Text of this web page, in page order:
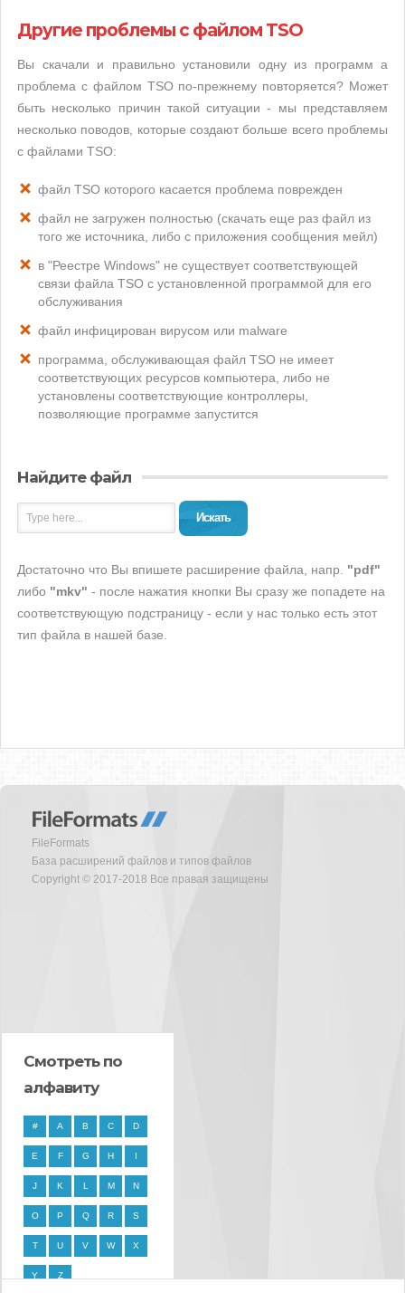
Другие проблемы с файлом TSO
Вы скачали и правильно установили одну из программ а
проблема с файлом TSO по-прежнему повторяется? Может
быть несколько причин такой ситуации - мы представляем
несколько поводов, которые создают больше всего проблемы
с файлами TSO:
файл TSO которого касается проблема поврежден
файл не загружен полностью (скачать еще раз файл из
того же источника, либо с приложения сообщения мейл)
в "Реестре Windows" не существует соответствующей
связи файла TSO с установленной программой для его
обслуживания
файл инфицирован вирусом или malware
программа, обслуживающая файл TSO не имеет
соответствующих ресурсов компьютера, либо не
установлены соответствующие контроллеры,
позволяющие программе запустится
Найдите файл
Искать
Достаточно что Вы впишете расширение файла, напр. "pdf"
либо "mkv" - после нажатия кнопки Вы сразу же попадете на
соответствующую подстраницу - если у нас только есть этот
тип файла в нашей базе.
FileFormats
База расширений файлов и типов файлов
Copyright © 2017-2018 Все правая защищены
Смотреть по
алфавиту
# A B C D
E F G H I
J K L M N
O P Q R S
T U V W X
Y Z